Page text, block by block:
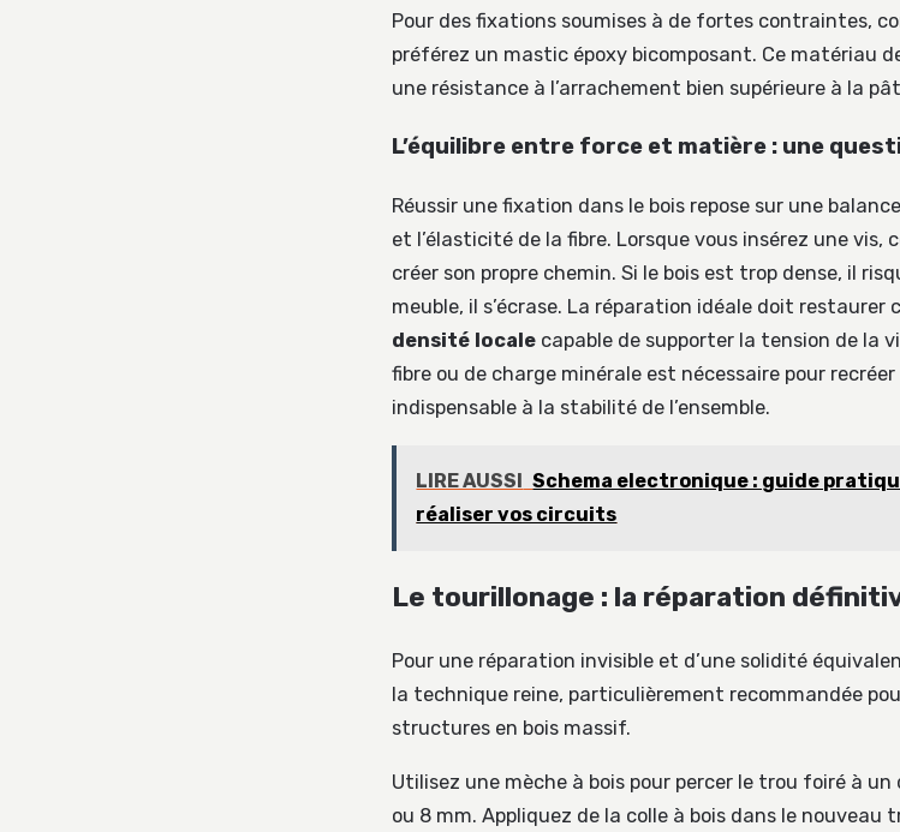
Pour des fixations soumises à de fortes contraintes,
préférez un mastic époxy bicomposant. Ce matériau
une résistance à l’arrachement bien supérieure à la
L’équilibre entre force et matière : une
Réussir une fixation dans le bois repose sur une
et l’élasticité de la fibre. Lorsque vous insérez une vis,
créer son propre chemin. Si le bois est trop dense, il
meuble, il s’écrase. La réparation idéale doit
densité locale capable de supporter la tension de la
fibre ou de charge minérale est nécessaire pour
indispensable à la stabilité de l’ensemble.
LIRE AUSSI Schema electronique : guide
réaliser vos circuits
Le tourillonage : la réparation
Pour une réparation invisible et d’une solidité
la technique reine, particulièrement recommandée
structures en bois massif.
Utilisez une mèche à bois pour percer le trou foiré à
ou 8 mm. Appliquez de la colle à bois dans le